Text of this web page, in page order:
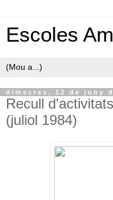
Escoles
dimecres, 12 de juny
Recull
(juliol 1984)